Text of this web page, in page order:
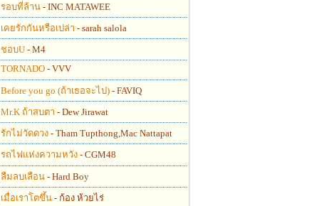
รอบที่ล้าน - INC MATAWEE
เคยรักกันหรือเปล่า - sarah salola
ชอบU - M4
TORNADO - VVV
Before you go (ถ้าเธอจะไป) - FAVIQ
Mr.K ถ้าสบตา - Dew Jirawat
รักไม่วัดดวง - Tham Tupthong,Mac Nattapat
รถไฟแห่งความหวัง - CGM48
ลืมลบเลือน - Hard Boy
เมื่อเราโตขึ้น - ก้อง ห้วยไร่